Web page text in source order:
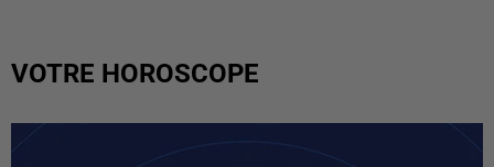
VOTRE HOROSCOPE